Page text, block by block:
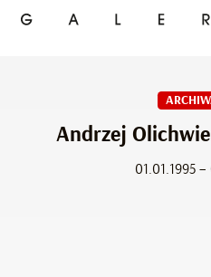
Andrzej
01.01.1995 –